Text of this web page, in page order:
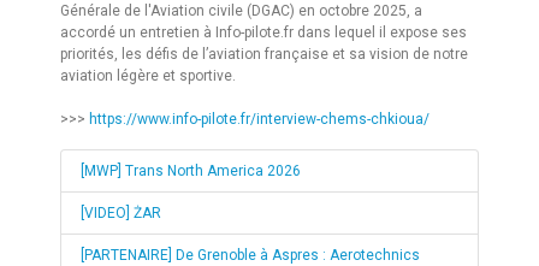
Générale de l'Aviation civile (DGAC) en octobre 2025, a
accordé un entretien à Info-pilote.fr dans lequel il expose ses
priorités, les défis de l’aviation française et sa vision de notre
aviation légère et sportive.
>>> https://www.info-pilote.fr/interview-chems-chkioua/
[MWP] Trans North America 2026
[VIDEO] ŻAR
[PARTENAIRE] De Grenoble à Aspres : Aerotechnics